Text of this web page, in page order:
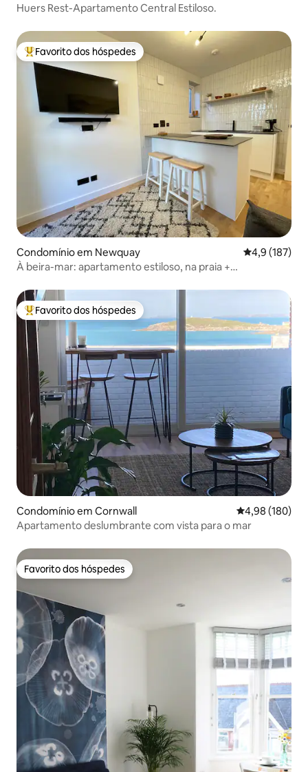
Huers Rest-Apartamento Central Estiloso.
Favoritos dos hóspedes mais apreciados
Favorito dos hóspedes
Condomínio em Newquay Classificação
4,9 (187)
À beira-mar: apartamento estiloso, na praia +
Favoritos dos hóspedes mais apreciados
Favorito dos hóspedes
Condomínio em Cornwall Classificação
4,98 (180)
Apartamento deslumbrante com vista para o mar
Favorito dos hóspedes
Favorito dos hóspedes